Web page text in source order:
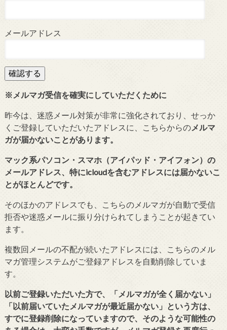
メールアドレス
※メルマガ受信を確実にしていただくために
昨今は、迷惑メール対策が非常に強化されており、せっか
くご登録していただいたアドレスに、こちらからのメルマ
ガが届かないことがあります。
マック系パソコン・スマホ（アイパッド・アイフォン）の
メールアドレス、特にicloudを含むアドレスには届かないこ
とがほとんどです。
そのほかのアドレスでも、こちらのメルマガが自動で受信
拒否や迷惑メールに振り分けられてしまうことが起きてい
ます。
複数回メールの不配が続いたアドレスには、こちらのメル
マガ管理システムがご登録アドレスを自動削除していま
す。
以前ご登録いただいた方で、「メルマガが全く届かない」
「以前届いていたメルマガが最近届かない」という方は、
すでに登録削除になっていますので、そのような可能性の